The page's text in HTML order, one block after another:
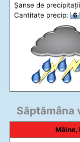
Șanse de precipitații
Cantitate precip:
6
Săptămâna
Mâine,